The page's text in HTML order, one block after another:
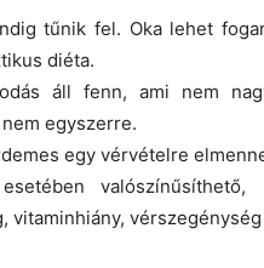
tűnik fel. Oka lehet
diéta.
áll fenn, ami nem
egyszerre.
egy vérvételre
valószínűsíthető,